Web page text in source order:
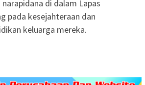
di dalam Lapas
pada kesejahteraan dan
keluarga mereka.